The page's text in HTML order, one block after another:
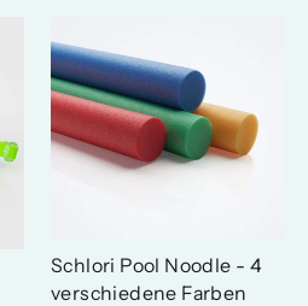
Schlori Pool Noodle - 4
verschiedene Farben